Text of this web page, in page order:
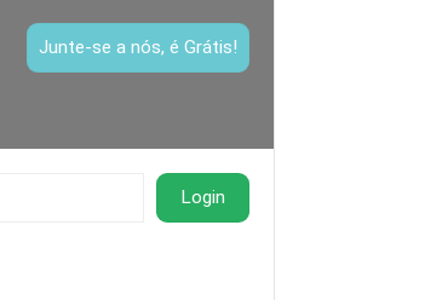
Junte-se a nós, é Grátis!
Login